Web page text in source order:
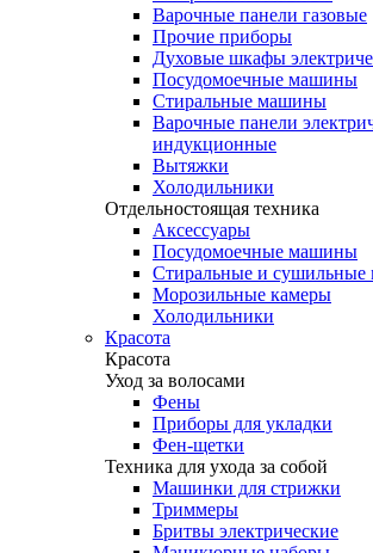
Варочные панели газовые
Прочие приборы
Духовые шкафы
Посудомоечные машины
Стиральные машины
Варочные панели
индукционные
Вытяжки
Холодильники
Отдельностоящая техника
Аксессуары
Посудомоечные машины
Стиральные и
Морозильные камеры
Холодильники
Красота
Красота
Уход за волосами
Фены
Приборы для укладки
Фен-щетки
Техника для ухода за собой
Машинки для стрижки
Триммеры
Бритвы электрические